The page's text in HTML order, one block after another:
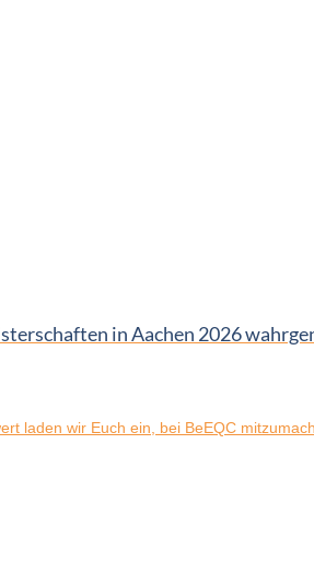
in Aachen 2026
laden wir Euch ein, bei BeEQC